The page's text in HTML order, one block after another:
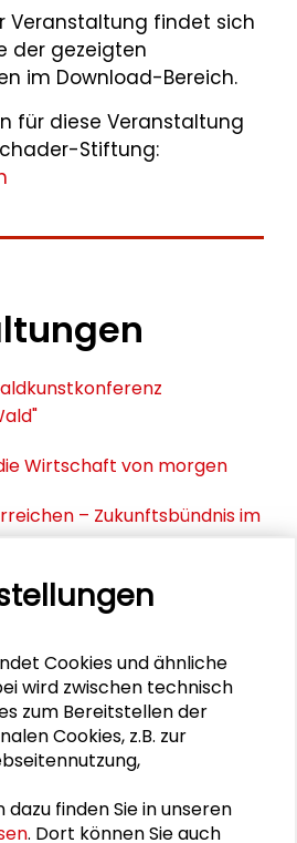
Veranstaltung findet sich
der gezeigten
im Download-Bereich.
für diese Veranstaltung
Stiftung:
Wirtschaft von morgen
– Zukunftsbündnis im
und SDGs
Birkenkötter
Cookies und ähnliche
wird zwischen technisch
zum Bereitstellen der
Cookies, z.B. zur
finden Sie in unseren
. Dort können Sie auch